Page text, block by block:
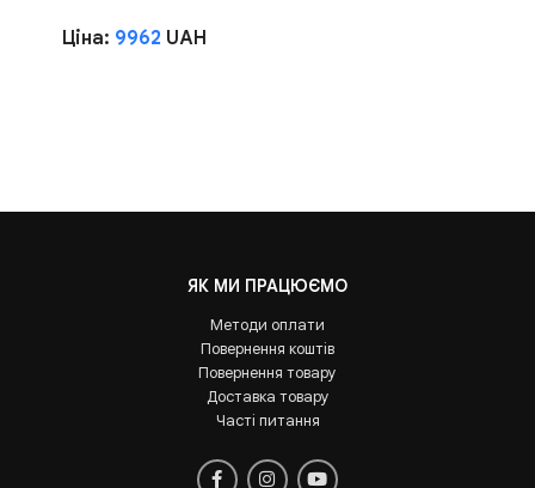
Ціна: 9962 UAH
ЯК МИ ПРАЦЮЄМО
Методи оплати
Повернення коштів
Повернення товару
Доставка товару
Часті питання